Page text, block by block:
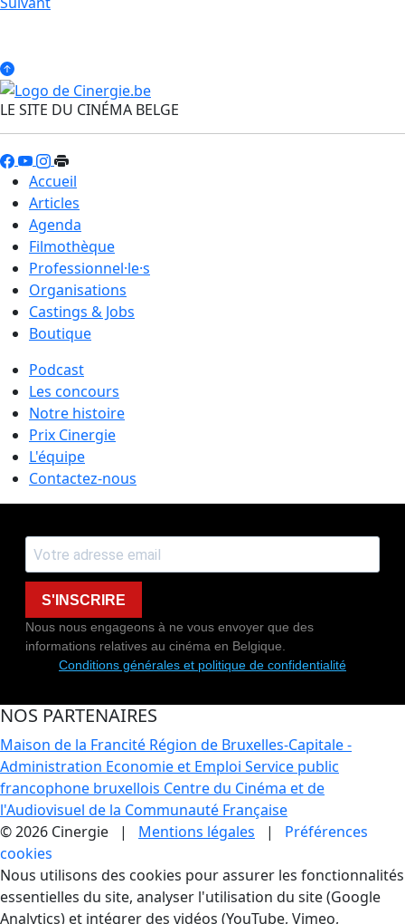
LE SITE DU CINÉMA BELGE
Accueil
Articles
Agenda
Filmothèque
Professionnel·le·s
Organisations
Castings & Jobs
Boutique
Podcast
Les concours
Notre histoire
Prix Cinergie
L'équipe
Contactez-nous
S'INSCRIRE
Nous nous engageons à ne vous envoyer que des
informations relatives au cinéma en Belgique.
Conditions générales et politique de confidentialité
NOS PARTENAIRES
Maison de la Francité Région de Bruxelles-Capitale -
Administration Economie et Emploi Service public
francophone bruxellois Centre du Cinéma et de
l'Audiovisuel de la Communauté Française
© 2026 Cinergie | Mentions légales | Préférences
cookies
Gestion des Cookies
Nous utilisons des cookies pour assurer les fonctionnalités
essentielles du site, analyser l'utilisation du site (Google
Analytics) et intégrer des vidéos (YouTube, Vimeo,